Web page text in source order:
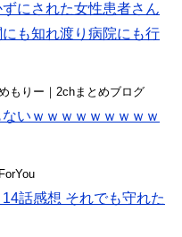
にされた女性患者さん
にも知れ渡り病院にも行
もりー｜2chまとめブログ
いｗｗｗｗｗｗｗｗｗ
話感想 それでも守れた